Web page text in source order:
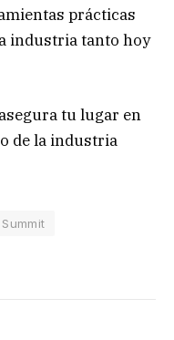
prácticas
industria tanto hoy
tu lugar en
de la industria
Summit